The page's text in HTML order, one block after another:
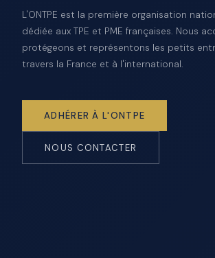
L'ONTPE est la première organisation
dédiée aux TPE et PME françaises. Nous
protégeons et représentons les petits
travers la France et à l'international.
ADHÉRER À L'ONTPE
NOUS CONTACTER